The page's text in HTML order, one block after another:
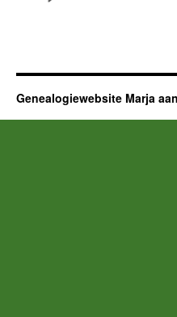
Genealogiewebsite Marja